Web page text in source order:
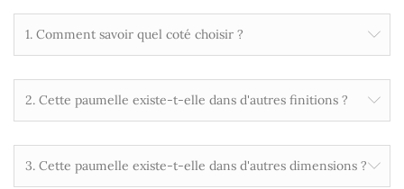
1. Comment savoir quel coté choisir ?
2. Cette paumelle existe-t-elle dans d'autres finitions ?
3. Cette paumelle existe-t-elle dans d'autres dimensions ?